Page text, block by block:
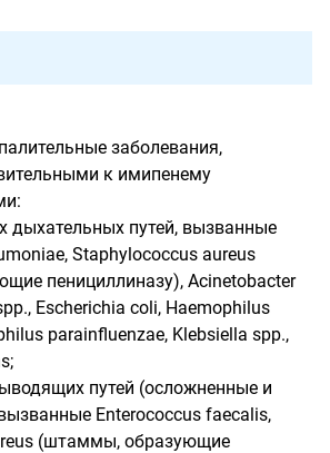
заболевания,
к имипенему
дыхательных путей, вызванные
Staphylococcus aureus
пенициллиназу), Acinetobacter
Escherichia coli, Haemophilus
parainfluenzae, Klebsiella spp.,
путей (осложненные и
Enterococcus faecalis,
(штаммы, образующие